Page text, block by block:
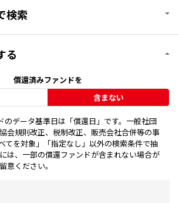
ー
ご案内
のご案内
ト
」
タル
ビス
ト
ティ
TOP
ットについて
についてTOP
報 法人のお客さま
検索
る
償還済みファンドを
含まない
のデータ基準日は「償還日」です。一般社団
会規則改正、税制改正、販売会社合併等の事
てを対象」「指定なし」以外の検索条件で抽
は、一部の償還ファンドが含まれない場合が
意ください。